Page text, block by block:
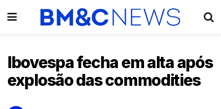
Ibovespa fecha em alta após
explosão das commodities